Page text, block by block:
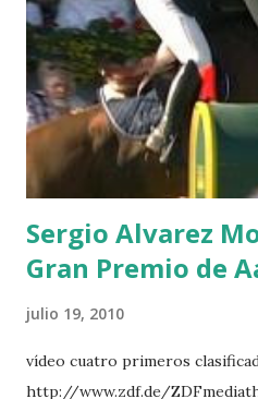
NOVEL -PHILIPPAERTS 3
CLUB LADY -O’CONNOR 3
LORENZO -AHLMANN 5
TOPINAMBOUR -LEPREVOST
INTERTOY Z - BRASH 9
DI CAMPALTO -SHARBATLY
del Gran Premio en su vuelta
Sergio Alvarez
Gran Premio de
julio 19, 2010
vídeo cuatro primeros
http://www.zdf.de/